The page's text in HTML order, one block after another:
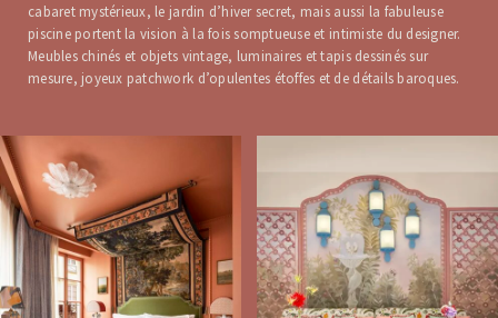
cabaret mystérieux, le jardin d’hiver secret, mais aussi la fabuleuse
piscine portent la vision à la fois somptueuse et intimiste du designer.
Meubles chinés et objets vintage, luminaires et tapis dessinés sur
mesure, joyeux patchwork d’opulentes étoffes et de détails baroques.